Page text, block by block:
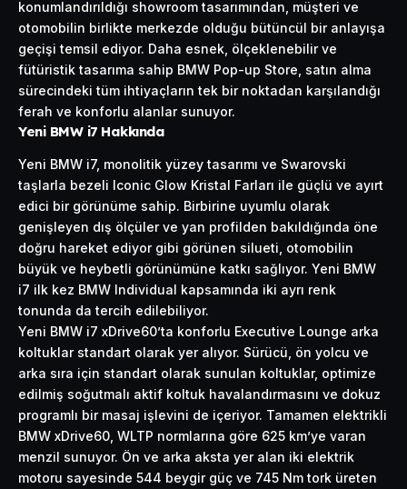
konumlandırıldığı showroom tasarımından, müşteri ve
otomobilin birlikte merkezde olduğu bütüncül bir anlayışa
geçişi temsil ediyor. Daha esnek, ölçeklenebilir ve
fütüristiktasarıma sahip BMW Pop-up Store, satın alma
sürecindeki tüm ihtiyaçların tek bir noktadan karşılandığı
ferah ve konforlu alanlar sunuyor.
Yeni BMW i7 Hakkında
Yeni BMW i7, monolitik yüzey tasarımı ve Swarovski
taşlarla bezeli Iconic Glow Kristal Farları ile güçlü ve ayırt
edici bir görünüme sahip. Birbirine uyumlu olarak
genişleyen dış ölçüler ve yan profilden bakıldığında öne
doğru hareket ediyor gibi görünen silueti, otomobilin
büyük ve heybetli görünümüne katkı sağlıyor. Yeni BMW
i7 ilk kez BMW Individual kapsamında iki ayrı renk
tonunda da tercih edilebiliyor.
Yeni BMW i7 xDrive60’ta konforlu Executive Lounge arka
koltuklar standart olarak yer alıyor. Sürücü, ön yolcu ve
arka sıra için standart olarak sunulan koltuklar, optimize
edilmiş soğutmalı aktif koltuk havalandırmasını ve dokuz
programlı bir masaj işlevini de içeriyor. Tamamen elektrikli
BMW xDrive60, WLTP normlarına göre 625 km’ye varan
menzil sunuyor. Ön ve arka aksta yer alan iki elektrik
motoru sayesinde 544 beygir güç ve 745 Nm tork üreten